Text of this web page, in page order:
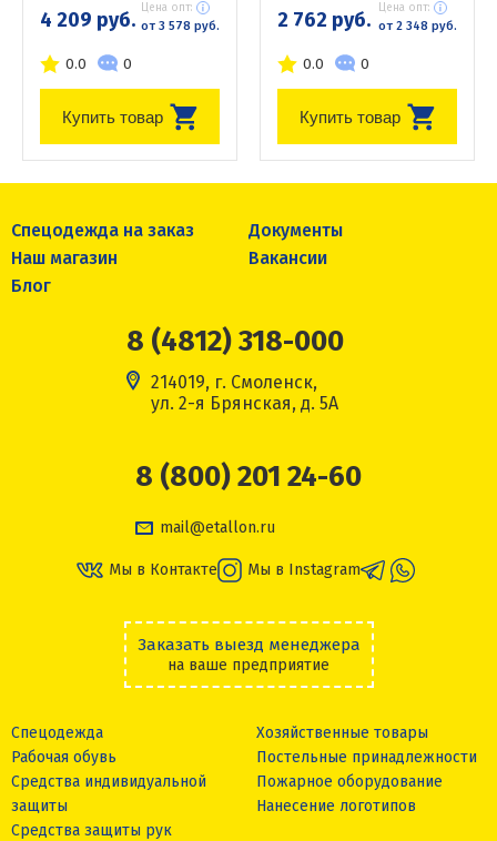
4 209 руб. Цена опт:
от 3 578 руб.
0.0 0
Купить товар
2 762 руб. Цена опт:
от 2 348 руб.
0.0 0
Купить товар
Спецодежда на заказ
Документы
Наш магазин
Вакансии
Блог
8 (4812) 318-000
214019, г. Смоленск,
ул. 2-я Брянская, д. 5А
8 (800) 201 24-60
mail@etallon.ru
Мы в Контакте Мы в Instagram
Заказать выезд менеджера
на ваше предприятие
Спецодежда
Рабочая обувь
Средства индивидуальной
защиты
Средства защиты рук
Хозяйственные товары
Постельные принадлежности
Пожарное оборудование
Нанесение логотипов